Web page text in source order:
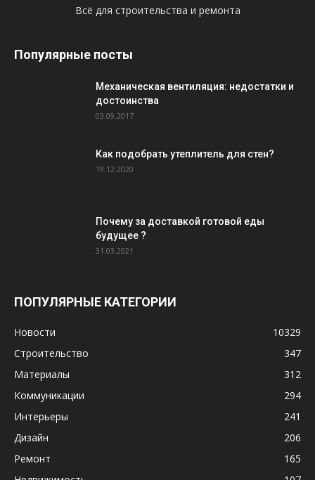
Всё для строительства и ремонта
Популярные посты
Механическая вентиляция: недостатки и
достоинства
03.09.2017
Как подобрать утеплитель для стен?
19.12.2020
Почему за доставкой готовой еды
будущее ?
31.03.2021
ПОПУЛЯРНЫЕ КАТЕГОРИИ
Новости
10329
Строительство
347
Материалы
312
Коммуникации
294
Интерьеры
241
Дизайн
206
Ремонт
165